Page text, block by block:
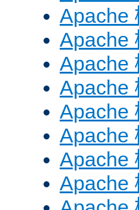
Apache
Apache
Apache
Apache
Apache
Apache
Apache
Apache